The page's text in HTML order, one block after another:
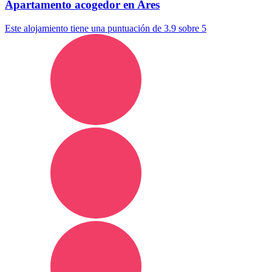
Apartamento acogedor en Ares
Este alojamiento tiene una puntuación de 3.9 sobre 5